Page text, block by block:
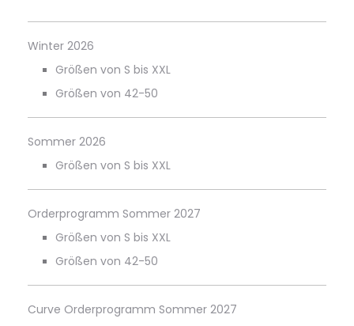
Winter 2026
Größen von S bis XXL
Größen von 42-50
Sommer 2026
Größen von S bis XXL
Orderprogramm Sommer 2027
Größen von S bis XXL
Größen von 42-50
Curve Orderprogramm Sommer 2027